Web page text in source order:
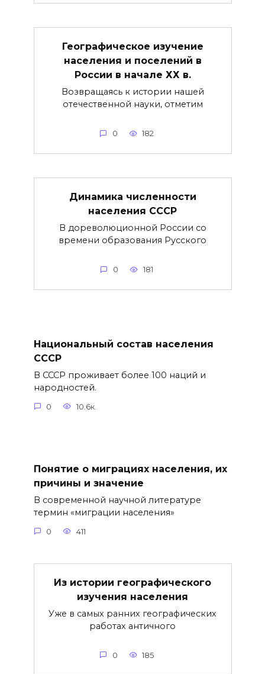
Географическое изучение
населения и поселений в
России в начале ХХ в.
Возвращаясь к истории нашей
отечественной науки, отметим
0 182
Динамика численности
населения СССР
В дореволюционной России со
времени образования Русского
0 181
Национальный состав населения
СССР
В СССР проживает более 100 наций и
народностей.
0 10.6к.
Понятие о миграциях населения, их
причины и значение
В современной научной литературе
термин «миграции населения»
0 411
Из истории географического
изучения населения
Уже в самых ранних географических
работах античного
0 185